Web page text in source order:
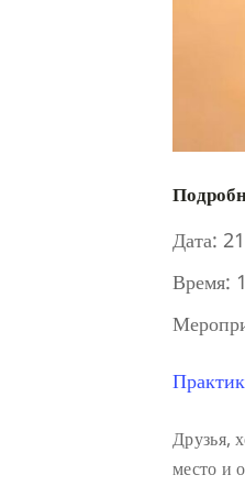
Дата:
Время:
Друзья,
место и